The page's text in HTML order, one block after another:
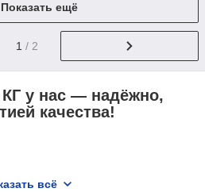
Показать ещё
1 / 2
КГ у нас — надёжно,
качества!
всё